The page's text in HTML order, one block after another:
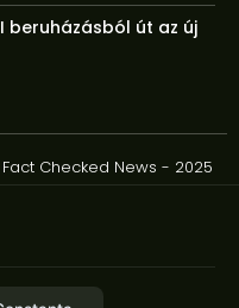
beruházásból út az új
Checked News - 2025